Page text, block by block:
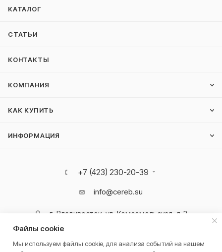
КАТАЛОГ
СТАТЬИ
КОНТАКТЫ
КОМПАНИЯ
КАК КУПИТЬ
ИНФОРМАЦИЯ
+7 (423) 230-20-39
info@cereb.su
г. Владивосток, ул. Комсомольская, д.3
Файлы cookie
Мы используем файлы cookie, для анализа событий на нашем